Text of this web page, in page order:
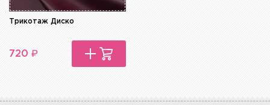
Трикотаж Диско
720 ₽